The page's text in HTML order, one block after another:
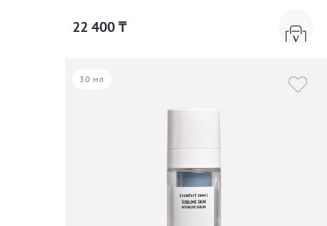
22 400 ₸
30 мл